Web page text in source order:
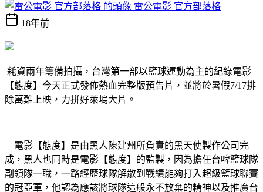
雷公電影 官方部落格
18年前
耗資兩年籌備拍攝，台灣第一部以籃球運動為主的紀錄電影
【態度】今天正式發佈熱血完整版預告片，並將於暑假7/17排
除萬難上映，力拼好萊塢大片。
電影【態度】是由黑人陳建州所負責的黑天使製作公司完
成，黑人也同時是電影【態度】的監製，因為擔任台啤籃球隊
副領隊一職，一路經歷球隊解散到戰績能夠打入超級籃球聯賽
的冠亞軍，他認為應該將球隊這般永不放棄的精神以及推廣台